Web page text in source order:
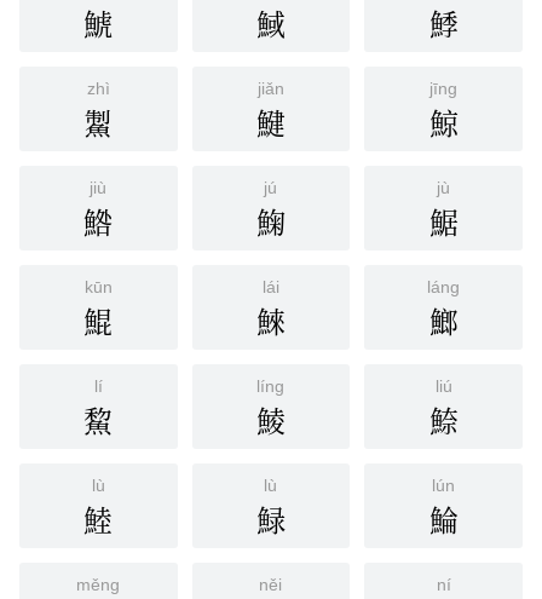
鯱 䱛 鯚
zhì
䱥
jiǎn
鰎
jīng
鯨
jiù
鯦
jú
䱡
jù
䱟
kūn
鯤
lái
鯠
láng
䱶
lí
鯬
líng
鯪
liú
䱞
lù
鯥
lù
䱚
lún
鯩
měng něi ní